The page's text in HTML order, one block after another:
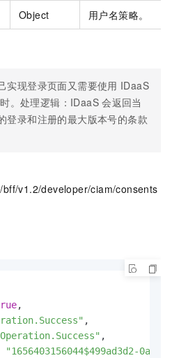
Object 用户名策略。
实现登录页面又需要使用 IDaaS
。处理逻辑：IDaaS 会返回当
登录和注册的最大版本号的条款
bff/v1.2/developer/ciam/consents
,
,
,
"1656403156044$499ad3d2-